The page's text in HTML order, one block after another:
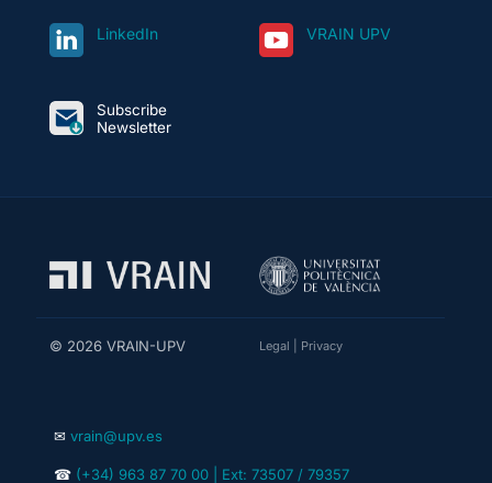
LinkedIn VRAIN UPV
Subscribe
Newsletter
© 2026 VRAIN-UPV Legal Privacy
✉ vrain@upv.es
☎ (+34) 963 87 70 00 | Ext: 73507 / 79357